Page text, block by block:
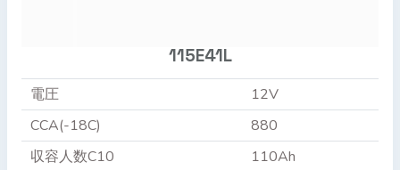
115E41L
電圧
12V
CCA(-18C)
880
収容人数C10
110Ah